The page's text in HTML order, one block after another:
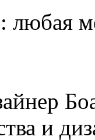
любая
и